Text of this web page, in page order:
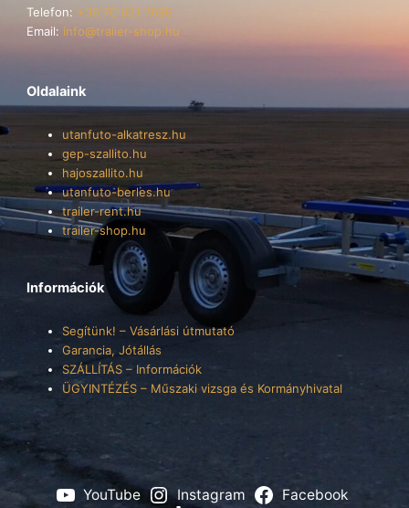
Telefon: +36 70 621 7696
Email: info@trailer-shop.hu
Oldalaink
utanfuto-alkatresz.hu
gep-szallito.hu
hajoszallito.hu
utanfuto-berles.hu
trailer-rent.hu
trailer-shop.hu
Információk
Segítünk! – Vásárlási útmutató
Garancia, Jótállás
SZÁLLÍTÁS – Információk
ÜGYINTÉZÉS – Műszaki vizsga és Kormányhivatal
YouTube Instagram
Facebook